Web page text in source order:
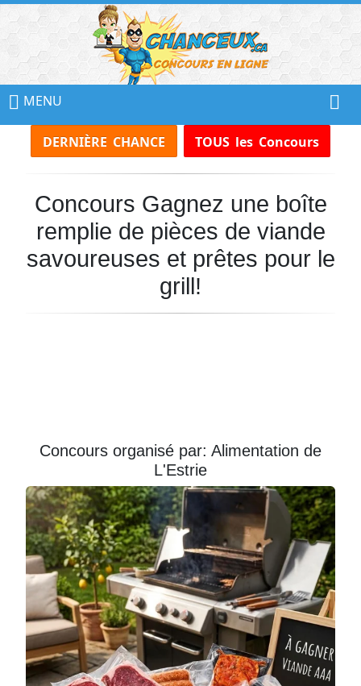
MENU
DERNIÈRE CHANCE TOUS les Concours
Concours Gagnez une boîte
remplie de pièces de viande
savoureuses et prêtes pour le
grill!
Concours organisé par: Alimentation de
L'Estrie
📢
Ne
Manquez
Aucun
Concours!
Inscrivez-
notre
infolettre
*
JE
M'INSCRIS!